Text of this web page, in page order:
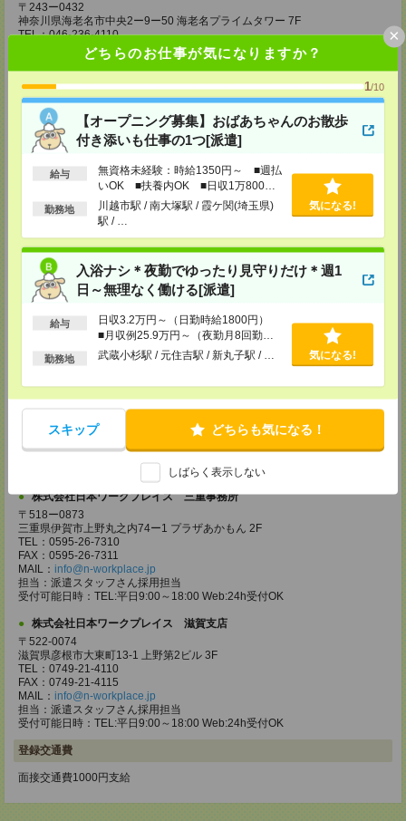
どちらのお仕事が気になりますか？
1/10
【オープニング募集】おばあちゃんのお散歩
付き添いも仕事の1つ[派遣]
給与
無資格未経験：時給1350円～ ■週払
いOK ■扶養内OK ■日収1万800円
以上
勤務地
川越市駅 / 南大塚駅 / 霞ケ関(埼玉県)
駅 / …
気になる!
入浴ナシ＊夜勤でゆったり見守りだけ＊週1
日～無理なく働ける[派遣]
給与
日収3.2万円～（日勤時給1800円）
■月収例25.9万円～（夜勤月8回勤務
の場合）
勤務地 武蔵小杉駅 / 元住吉駅 / 新丸子駅 / … 気になる!
スキップ どちらも気になる！
しばらく表示しない
×
〒243ー0432
神奈川県海老名市中央2ー9ー50 海老名プライムタワー 7F
TEL：046-236-4110
FAX：046-236-4120
info@n-workplace.jp
担当：派遣スタッフさん採用担当
受付可能日時：TEL:平日9:00～18:00 Web:24h受付OK
株式会社日本ワークプレイス 相模原事務所
〒252-0231
神奈川県相模原市中央区相模原4-1-20 アルファビル 3F
FAX：042-786-5602
info@n-workplace.jp
担当：派遣スタッフさん採用担当
受付可能日時：TEL:平日9:00～18:00 Web:24h受付OK
〒254ー0811
神奈川県平塚市八重咲町 6ー1 平塚南口駅前ビル 6F
TEL：0463-20-4080
FAX：0463-20-4081
info@n-workplace.jp
担当：派遣スタッフさん採用担当
受付可能日時：TEL:平日9:00～18:00 Web:24h受付OK
〒491ー0858
愛知県一宮市栄1ー3ー29 東海ビル 3F
FAX：0586-26-0551
担当：派遣スタッフさん採用担当
受付可能日時：TEL:平日9:00～18:00 Web:24h受付OK
株式会社日本ワークプレイス 三重事務所
〒518ー0873
三重県伊賀市上野丸之内74ー1 プラザあかもん 2F
TEL：0595-26-7310
FAX：0595-26-7311
MAIL： info@n-workplace.jp
担当：派遣スタッフさん採用担当
受付可能日時：TEL:平日9:00～18:00 Web:24h受付OK
株式会社日本ワークプレイス 滋賀支店
〒522-0074
滋賀県彦根市大東町13-1 上野第2ビル 3F
TEL：0749-21-4110
FAX：0749-21-4115
MAIL： info@n-workplace.jp
担当：派遣スタッフさん採用担当
受付可能日時：TEL:平日9:00～18:00 Web:24h受付OK
登録交通費
面接交通費1000円支給